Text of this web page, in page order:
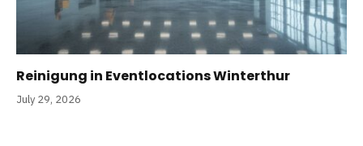
Reinigung in Eventlocations Winterthur
July 29, 2026